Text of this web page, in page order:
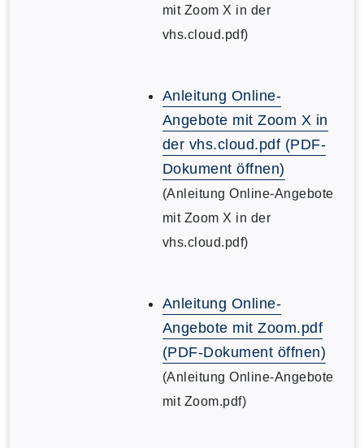
mit Zoom X in der
vhs.cloud.pdf)
Anleitung Online-
Angebote mit Zoom X in
der vhs.cloud.pdf (PDF-
Dokument öffnen)
(Anleitung Online-Angebote
mit Zoom X in der
vhs.cloud.pdf)
Anleitung Online-
Angebote mit Zoom.pdf
(PDF-Dokument öffnen)
(Anleitung Online-Angebote
mit Zoom.pdf)